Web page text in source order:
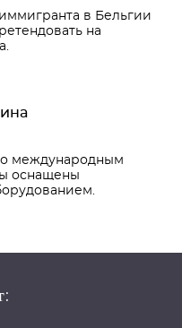
в Бельгии
на
международным
оснащены